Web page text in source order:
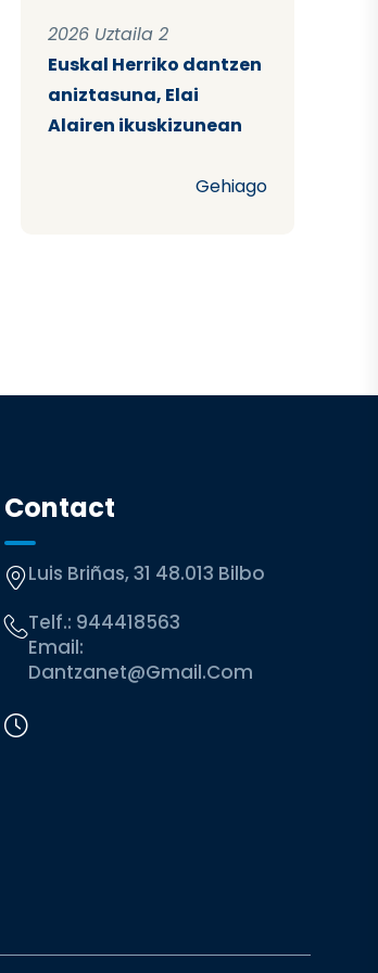
2026 Uztaila 2
Euskal Herriko dantzen
aniztasuna, Elai
Alairen ikuskizunean
Gehiago
Contact
Luis Briñas, 31 48.013 Bilbo
Telf.: 944418563
Email:
Dantzanet@gmail.com